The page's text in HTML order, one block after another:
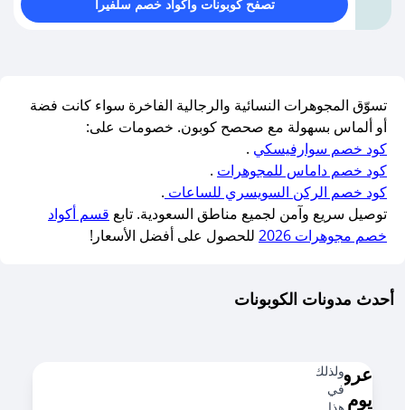
تصفح كوبونات وأكواد خصم سلفيرا
تسوّق المجوهرات النسائية والرجالية الفاخرة سواء كانت فضة
أو ألماس بسهولة مع صحصح كوبون. خصومات على:
كود خصم سوارفيسكي .
كود خصم داماس للمجوهرات .
كود خصم الركن السويسري للساعات .
توصيل سريع وآمن لجميع مناطق السعودية. تابع قسم أكواد
خصم مجوهرات 2026
للحصول على أفضل الأسعار!
أحدث مدونات الكوبونات
عروض
يوم
ولذلك
في